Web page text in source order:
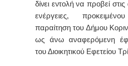
δίνει εντολήνα προβεί στις
ενέργειες,
παραίτηση του Δήμου
ως άνω αναφερόμενη
του Διοικητικού Εφετείου